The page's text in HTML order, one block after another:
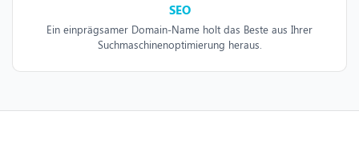
SEO
Ein einprägsamer Domain-Name holt das Beste aus Ihrer
Suchmaschinenoptimierung heraus.